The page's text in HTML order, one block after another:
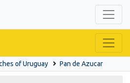
of Uruguay Pan de Azucar